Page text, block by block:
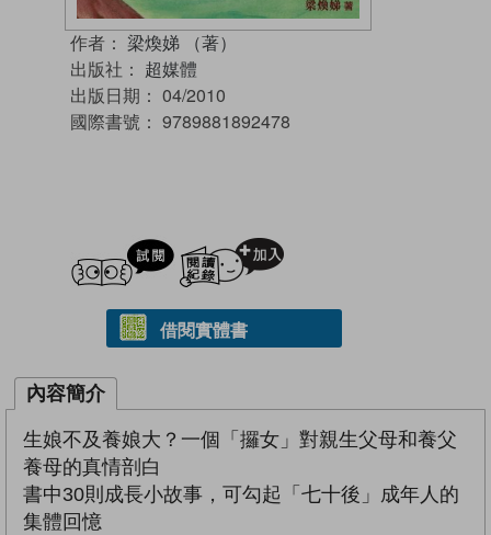
作者： 梁煥娣 （著）
出版社： 超媒體
出版日期： 04/2010
國際書號： 9789881892478
試閲
借閱實體書
內容簡介
生娘不及養娘大？一個「攞女」對親生父母和養父
養母的真情剖白
書中30則成長小故事，可勾起「七十後」成年人的
集體回憶